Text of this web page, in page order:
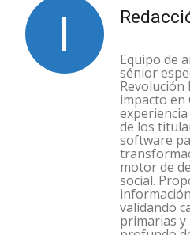
I Equipo de
sénior
Revolución
impacto en
de los
software
motor de
social.
validando
primarias